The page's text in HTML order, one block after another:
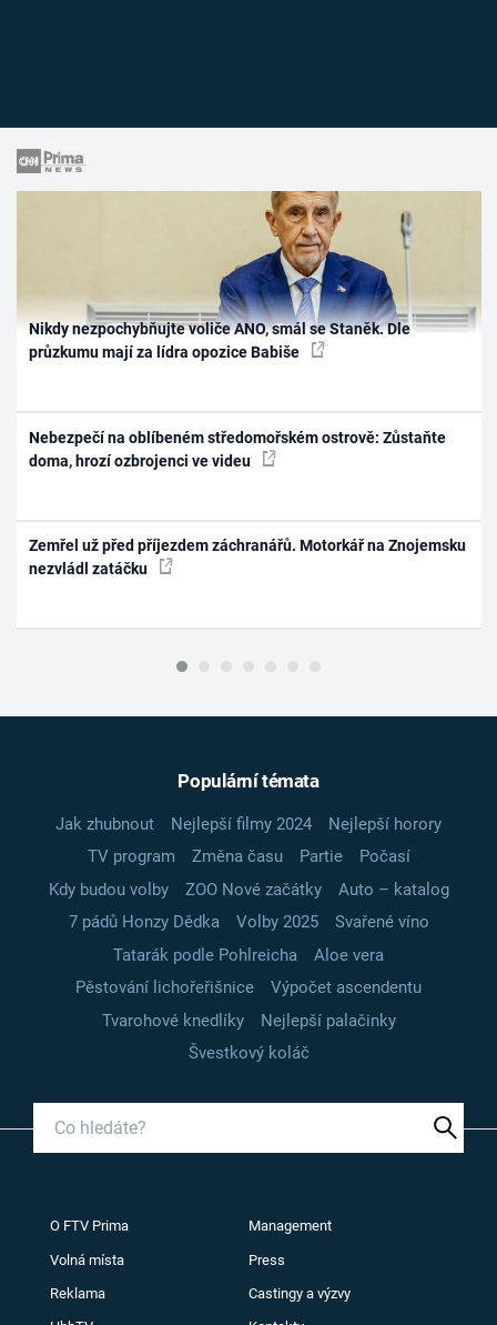
Nikdy nezpochybňujte voliče ANO, smál se Staněk. Dle
průzkumu mají za lídra opozice Babiše
Nebezpečí na oblíbeném středomořském ostrově: Zůstaňte
doma, hrozí ozbrojenci ve videu
Zemřel už před příjezdem záchranářů. Motorkář na Znojemsku
nezvládl zatáčku
Populární témata
Jak zhubnout Nejlepší filmy 2024
Nejlepší horory
TV program
Změna času Partie
Počasí
Kdy budou volby
ZOO Nové začátky
Auto – katalog
7 pádů Honzy Dědka
Volby 2025
Svařené víno
Tatarák podle Pohlreicha
Aloe vera
Pěstování lichořeřišnice
Výpočet ascendentu
Tvarohové knedlíky
Nejlepší palačinky
Švestkový koláč
O FTV Prima Management
Volná místa Press
Reklama Castingy a výzvy